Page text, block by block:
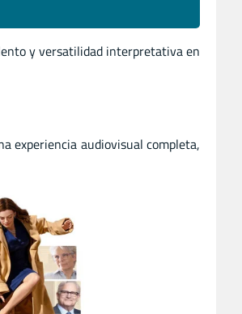
y versatilidad interpretativa en
experiencia audiovisual completa,